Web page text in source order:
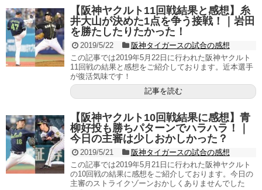
【阪神ヤクルト11回戦結果と感想】糸
井大山が決めた1点を争う接戦！｜岩田
を勝たしたりたかった！
2019/5/22
阪神タイガースの試合の感想
この記事では2019年5月22日に行われた阪神ヤクルト
11回戦の結果と感想をご紹介しております。近本選手
が復活気味です！
記事を読む
【阪神ヤクルト10回戦結果に感想】青
柳好投も勝ちパターンでハラハラ！｜
今日の主審は少しおかしかった？
2019/5/21
阪神タイガースの試合の感想
この記事では2019年5月21日に行われた阪神ヤクルト
の10回戦の結果に感想をご紹介しております。今日の
主審のストライクゾーンおかしくありませんでした